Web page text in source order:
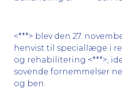
<***> blev den 27.
henvist til speciallæge i
og rehabilitering <***>,
sovende fornemmelser
og ben.